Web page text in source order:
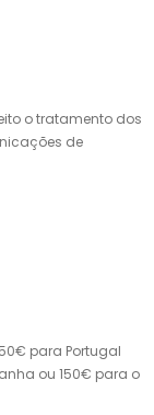
o tratamento dos
de
para Portugal
ou 150€ para o